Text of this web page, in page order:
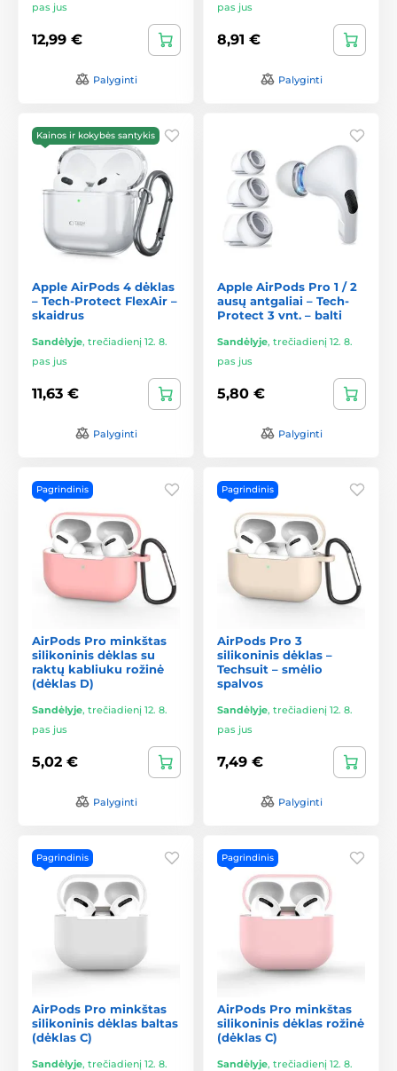
pas jus
12,99 €
Palyginti
pas jus
8,91 €
Palyginti
Kainos ir kokybės santykis
Apple AirPods 4 dėklas
– Tech-Protect FlexAir –
skaidrus
Sandėlyje, trečiadienį 12. 8.
pas jus
11,63 €
Palyginti
Apple AirPods Pro 1 / 2
ausų antgaliai – Tech-
Protect 3 vnt. – balti
Sandėlyje, trečiadienį 12. 8.
pas jus
5,80 €
Palyginti
Pagrindinis
AirPods Pro minkštas
silikoninis dėklas su
raktų kabliuku rožinė
(dėklas D)
Sandėlyje, trečiadienį 12. 8.
pas jus
5,02 €
Palyginti
Pagrindinis
AirPods Pro 3
silikoninis dėklas –
Techsuit – smėlio
spalvos
Sandėlyje, trečiadienį 12. 8.
pas jus
7,49 €
Palyginti
Pagrindinis
AirPods Pro minkštas
silikoninis dėklas baltas
(dėklas C)
Sandėlyje, trečiadienį 12. 8.
Pagrindinis
AirPods Pro minkštas
silikoninis dėklas rožinė
(dėklas C)
Sandėlyje, trečiadienį 12. 8.